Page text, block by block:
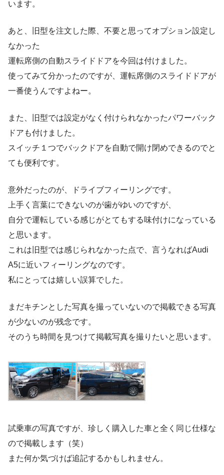
います。
あと、旧型を注文した際、不要と思ってオプション設定し
なかった
運転席側の自動スライドドアを今回は付けました。
使ってみて分かったのですが、運転席側のスライドドアが
一番使うんですよねー。
また、旧型では設定がなく付けられなかったパワーバック
ドアも付けました。
スイッチ１つでバックドアを自動で開け閉めできるのでと
ても便利です。
意外だったのが、ドライブフィーリングです。
上手く言葉にできないのが歯がゆいのですが、
自分で運転している感じがとてもする味付けになっている
と思います。
これは旧型では感じられなかった点で、言うなればAudi
A5に近いフィーリングなのです。
私にとっては嬉しい誤算でした。
まだキチンとした写真を撮っていないので掲載できる写真
が少ないのが残念です。
そのうち時間を見つけて掲載写真を撮りたいと思います。
試乗車の写真ですが、珍しく購入した車と全く同じ仕様な
ので掲載します（笑）
また何か気づけば追記するかもしれません。